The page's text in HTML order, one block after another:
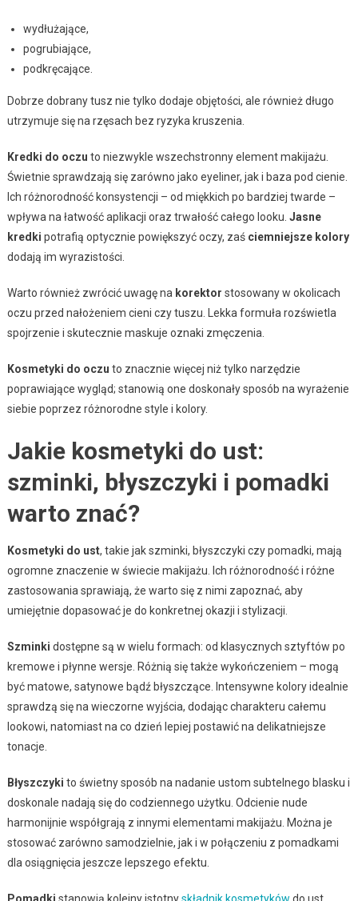
wydłużające,
pogrubiające,
podkręcające.
Dobrze dobrany tusz nie tylko dodaje objętości, ale również długo
utrzymuje się na rzęsach bez ryzyka kruszenia.
Kredki do oczu to niezwykle wszechstronny element makijażu.
Świetnie sprawdzają się zarówno jako eyeliner, jak i baza pod cienie.
Ich różnorodność konsystencji – od miękkich po bardziej twarde –
wpływa na łatwość aplikacji oraz trwałość całego looku. Jasne
kredki potrafią optycznie powiększyć oczy, zaś ciemniejsze kolory
dodają im wyrazistości.
Warto również zwrócić uwagę na korektor stosowany w okolicach
oczu przed nałożeniem cieni czy tuszu. Lekka formuła rozświetla
spojrzenie i skutecznie maskuje oznaki zmęczenia.
Kosmetyki do oczu to znacznie więcej niż tylko narzędzie
poprawiające wygląd; stanowią one doskonały sposób na wyrażenie
siebie poprzez różnorodne style i kolory.
Jakie kosmetyki do ust:
szminki, błyszczyki i pomadki
warto znać?
Kosmetyki do ust, takie jak szminki, błyszczyki czy pomadki, mają
ogromne znaczenie w świecie makijażu. Ich różnorodność i różne
zastosowania sprawiają, że warto się z nimi zapoznać, aby
umiejętnie dopasować je do konkretnej okazji i stylizacji.
Szminki dostępne są w wielu formach: od klasycznych sztyftów po
kremowe i płynne wersje. Różnią się także wykończeniem – mogą
być matowe, satynowe bądź błyszczące. Intensywne kolory idealnie
sprawdzą się na wieczorne wyjścia, dodając charakteru całemu
lookowi, natomiast na co dzień lepiej postawić na delikatniejsze
tonacje.
Błyszczyki to świetny sposób na nadanie ustom subtelnego blasku i
doskonale nadają się do codziennego użytku. Odcienie nude
harmonijnie współgrają z innymi elementami makijażu. Można je
stosować zarówno samodzielnie, jak i w połączeniu z pomadkami
dla osiągnięcia jeszcze lepszego efektu.
Pomadki stanowią kolejny istotnyskładnik kosmetyków do ust.